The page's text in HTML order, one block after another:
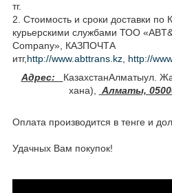
тг.
2. Стоимость и сроки доставки по
курьерскими службами ТОО
Company», КАЗПОЧТА
итг,http://www.abttrans.kz, http://
Адрес: КазахстанАлматыул.
хана), Алматы,
Оплата производится в тенге и
Удачных Вам покупок!